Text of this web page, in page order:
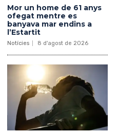
Mor un home de 61 anys
ofegat mentre es
banyava mar endins a
l’Estartit
Notícies 8 d'agost de 2026